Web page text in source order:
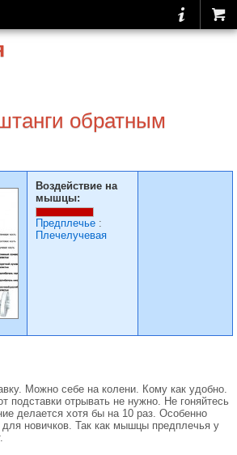
обратным
Воздействие на
мышцы:
Предплечье :
Плечелучевая
Можно себе на колени. Кому как удобно.
подставки отрывать не нужно. Не гоняйтесь
делается хотя бы на 10 раз. Особенно
для новичков. Так как мышцы предплечья у